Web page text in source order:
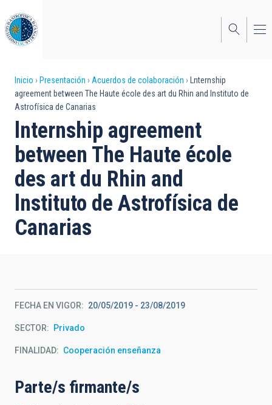
al
contenido
principal
Sobrescribir
enlaces
de
ayuda
a
la
navegación
Inicio Presentación Acuerdos de colaboración
Lnternship
agreement between The Haute école des art du Rhin and lnstituto de
Astrofísica de Canarias
lnternship agreement
between The Haute école
des art du Rhin and
lnstituto de Astrofísica de
Canarias
FECHA EN VIGOR 20/05/2019 - 23/08/2019
SECTOR Privado
FINALIDAD Cooperación enseñanza
Parte/s firmante/s